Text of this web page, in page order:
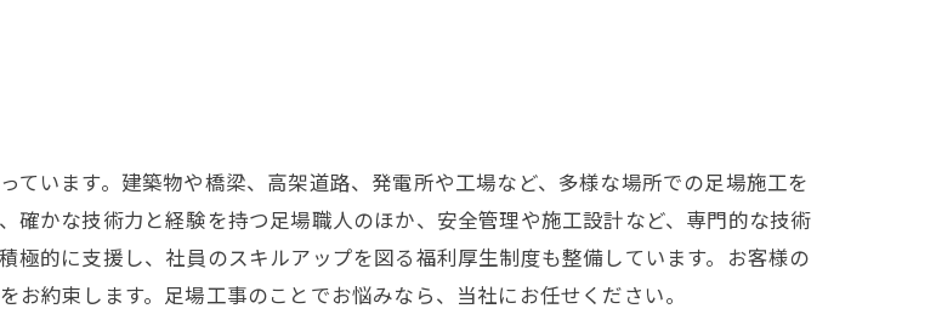
います。建築物や橋梁、高架道路、発電所や工場など、多様な場所での足場施工を
確かな技術力と経験を持つ足場職人のほか、安全管理や施工設計など、専門的な技術
的に支援し、社員のスキルアップを図る福利厚生制度も整備しています。お客様の
約束します。足場工事のことでお悩みなら、当社にお任せください。